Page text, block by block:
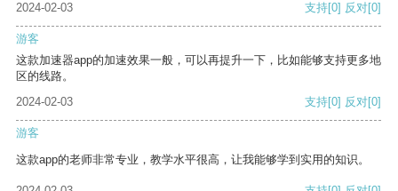
2024-02-03
支持[0] 反对[0]
游客
这款加速器app的加速效果一般，可以再提升一下，比如能够支持更多地
区的线路。
2024-02-03
支持[0] 反对[0]
游客
这款app的老师非常专业，教学水平很高，让我能够学到实用的知识。